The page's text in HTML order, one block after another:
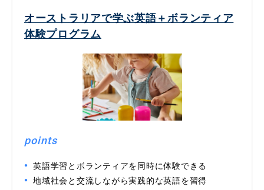
オーストラリアで学ぶ英語＋ボランティア
体験プログラム
points
英語学習とボランティアを同時に体験できる
地域社会と交流しながら実践的な英語を習得